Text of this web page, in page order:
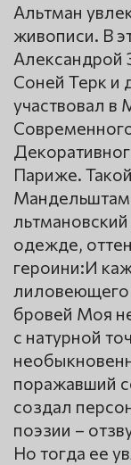
Альтман
живописи. В
Соней Терк и
участвовал
Париже.
одежде,
героини:И
лиловеющего
бровей Моя
с натурной
поражавший
создал
поэзии –
Но тогда ее